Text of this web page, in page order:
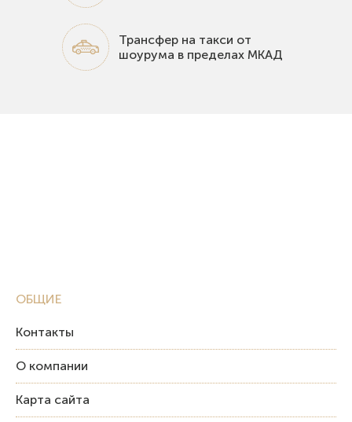
Трансфер на такси от
шоурума в пределах МКАД
ОБЩИЕ
Контакты
О компании
Карта сайта